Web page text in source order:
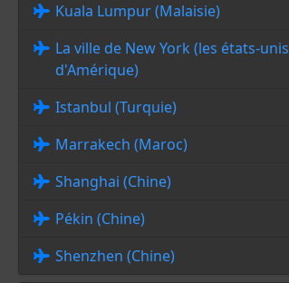
Kuala Lumpur (Malaisie)
La ville de New York (les états-unis
d'Amérique)
Istanbul (Turquie)
Marrakech (Maroc)
Shanghai (Chine)
Pékin (Chine)
Shenzhen (Chine)